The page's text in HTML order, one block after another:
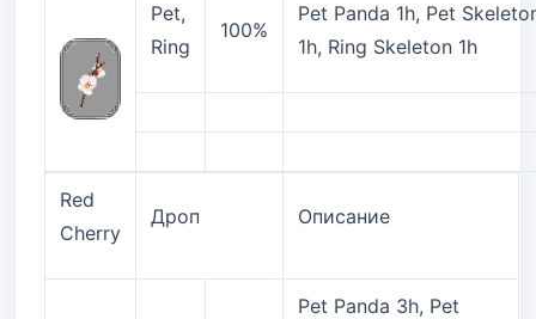
Pet,
Ring
100%
Pet Panda 1h, Pet
1h, Ring Skeleton 1h
Red
Cherry
Дроп Описание
Pet Panda 3h, Pet